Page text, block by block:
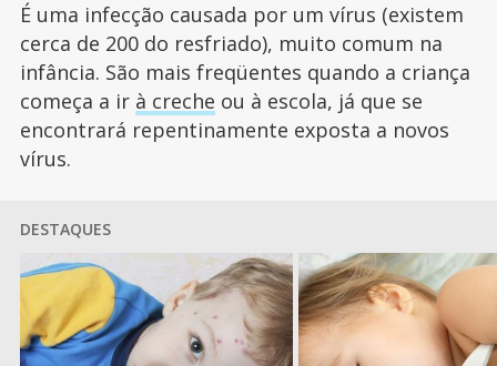
É uma infecção causada por um vírus (existem
cerca de 200 do resfriado), muito comum na
infância. São mais freqüentes quando a criança
começa a ir à creche ou à escola, já que se
encontrará repentinamente exposta a novos
vírus.
DESTAQUES